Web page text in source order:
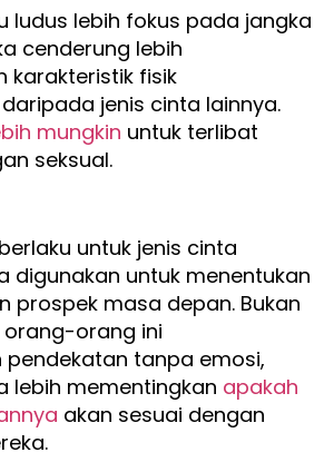
ludus lebih fokus pada jangka
cenderung lebih
karakteristik fisik
jenis cinta lainnya.
mungkin untuk terlibat
seksual.
untuk jenis cinta
digunakan untuk menentukan
prospek masa depan. Bukan
orang ini
pendekatan tanpa emosi,
lebih mementingkan apakah
akan sesuai dengan